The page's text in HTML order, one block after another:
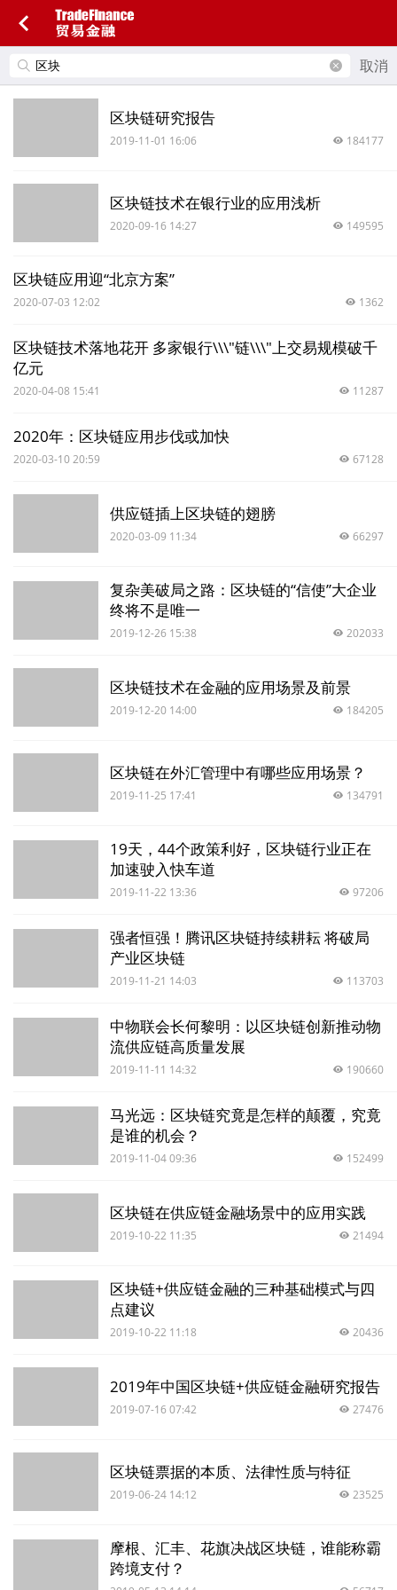
取消
区块链研究报告
2019-11-01 16:06 184177
区块链技术在银行业的应用浅析
2020-09-16 14:27 149595
区块链应用迎“北京方案”
2020-07-03 12:02 1362
区块链技术落地花开 多家银行\\\"链\\\"上交易规模破千
亿元
2020-04-08 15:41 11287
2020年：区块链应用步伐或加快
2020-03-10 20:59 67128
供应链插上区块链的翅膀
2020-03-09 11:34 66297
复杂美破局之路：区块链的“信使”大企业
终将不是唯一
2019-12-26 15:38 202033
区块链技术在金融的应用场景及前景
2019-12-20 14:00 184205
区块链在外汇管理中有哪些应用场景？
2019-11-25 17:41 134791
19天，44个政策利好，区块链行业正在
加速驶入快车道
2019-11-22 13:36 97206
强者恒强！腾讯区块链持续耕耘 将破局
产业区块链
2019-11-21 14:03 113703
中物联会长何黎明：以区块链创新推动物
流供应链高质量发展
2019-11-11 14:32 190660
马光远：区块链究竟是怎样的颠覆，究竟
是谁的机会？
2019-11-04 09:36 152499
区块链在供应链金融场景中的应用实践
2019-10-22 11:35 21494
区块链+供应链金融的三种基础模式与四
点建议
2019-10-22 11:18 20436
2019年中国区块链+供应链金融研究报告
2019-07-16 07:42 27476
区块链票据的本质、法律性质与特征
2019-06-24 14:12 23525
摩根、汇丰、花旗决战区块链，谁能称霸
跨境支付？